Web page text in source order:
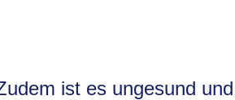
ist es ungesund